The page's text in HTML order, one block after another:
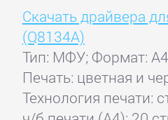
Скачать драйвера
(Q8134A)
Тип: МФУ; Формат:
Печать: цветная и
Технология печати: